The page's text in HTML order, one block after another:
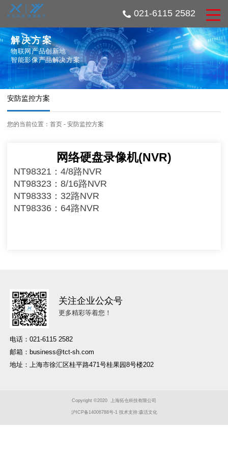
021-6115 2582
解决方案
物联网产品创新地
智能影像产品解决方案
安防监控方案
您的当前位置： 首页 - 安防监控方案
网络硬盘录像机(NVR)
NT98321：4/8路NVR
NT98323：8/16路NVR
NT98333：32路NVR
NT98336：64路NVR
关注企业公众号
更多精彩等着您！
电话：021-6115 2582
邮箱：business@tct-sh.com
地址：上海市徐汇区桂平路471号桂果园8号楼202
Copyright ©2020 上海拓仓科技有限公司
沪ICP备14006788号-1 技术支持:森活文化